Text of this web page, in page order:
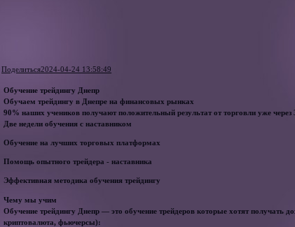
Поделиться2024-04-24 13:58:49
Обучение трейдингу Днепр
Обучаем трейдингу в Днепре на финансовых рынках
90% наших учеников получают положительный результат от торговли уже через
Две недели обучения с наставником
Обучение на лучших торговых платформах
Помощь опытного трейдера - наставника
Эффективная методика обучения трейдингу
Чему мы учим
Обучение трейдингу Днепр — это обучение трейдеров которые хотят получать
криптовалюта, фьючерсы):